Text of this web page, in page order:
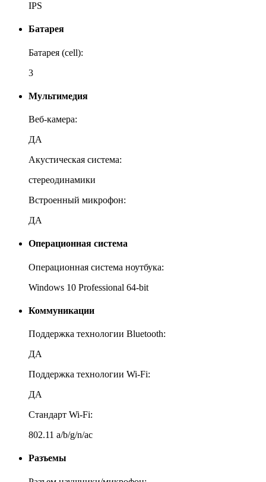
IPS
Батарея
Батарея (cell):
3
Мультимедия
Веб-камера:
ДА
Акустическая система:
стереодинамики
Встроенный микрофон:
ДА
Операционная система
Операционная система ноутбука:
Windows 10 Professional 64-bit
Коммуникации
Поддержка технологии Bluetooth:
ДА
Поддержка технологии Wi-Fi:
ДА
Стандарт Wi-Fi:
802.11 a/b/g/n/ac
Разъемы